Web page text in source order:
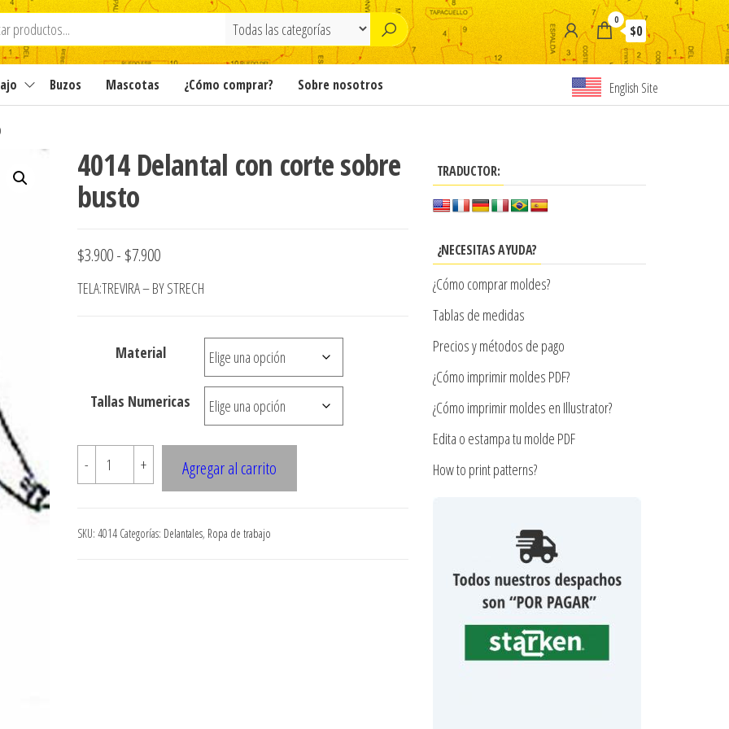
0
$0
Buzos Mascotas ¿Cómo comprar? Sobre nosotros English Site
4014 Delantal con corte sobre
busto
$3.900- $7.900Rango
de
$3.900
TELA:TREVIRA – BY STRECH
Material
Tallas Numericas
-
4014
Delantal
corte
+ Agregar al carrito
SKU: 4014 Categorías: Delantales, Ropa de trabajo
TRADUCTOR:
¿NECESITAS AYUDA?
¿Cómo comprar moldes?
Tablas de medidas
Precios y métodos de pago
¿Cómo imprimir moldes PDF?
¿Cómo imprimir moldes en Illustrator?
Edita o estampa tu molde PDF
How to print patterns?